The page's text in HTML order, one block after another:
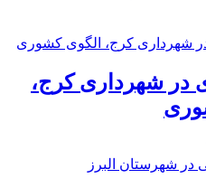
در شهرداری کرج،